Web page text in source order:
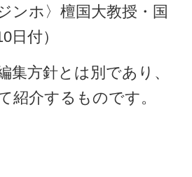
ンホ〉檀国大教授・国
日付）
集方針とは別であり、
紹介するものです。